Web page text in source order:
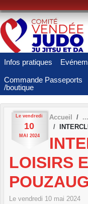
Infos pratiques
Commande Passeports
/boutique
Le vendredi
10
MAI 2024
Accueil
LOISIRS
Le vendredi 10 mai 2024